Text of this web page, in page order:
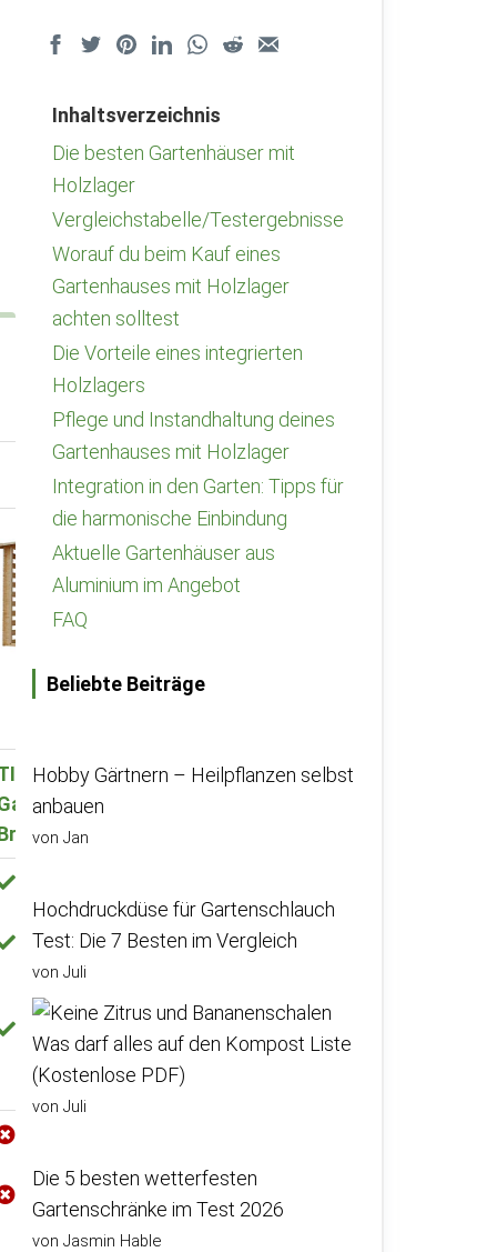
M205
mit
Einzelteile
Stabile Fichtenbretter
und gut passende
Steckverbindungen
Produkt macht stabilen
Eindruck
Einige Teile der Lieferung
waren beschädigt
Inhaltsverzeichnis
Die besten Gartenhäuser mit
Holzlager
Vergleichstabelle/Testergebnisse
Worauf du beim Kauf eines
Gartenhauses mit Holzlager
achten solltest
Die Vorteile eines integrierten
Holzlagers
Pflege und Instandhaltung deines
Gartenhauses mit Holzlager
Integration in den Garten: Tipps für
die harmonische Einbindung
Aktuelle Gartenhäuser aus
Aluminium im Angebot
FAQ
Beliebte Beiträge
Hobby Gärtnern – Heilpflanzen selbst
anbauen
von Jan
Hochdruckdüse für Gartenschlauch
Test: Die 7 Besten im Vergleich
von Juli
Was darf alles auf den Kompost Liste
(Kostenlose PDF)
von Juli
Die 5 besten wetterfesten
Gartenschränke im Test 2026
von Jasmin Hable